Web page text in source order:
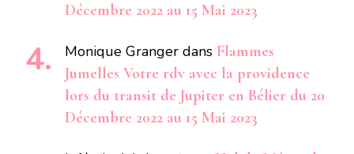
Décembre 2022 au 15 Mai 2023
Monique Granger dans Flammes
Jumelles Votre rdv avec la providence
lors du transit de Jupiter en Bélier du 20
Décembre 2022 au 15 Mai 2023